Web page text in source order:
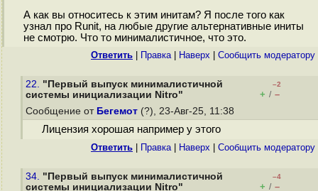
А как вы относитесь к этим инитам? Я после того как
узнал про Runit, на любые другие альтернативные иниты
не смотрю. Что то минималистичное, что это.
Ответить Правка| Наверх Cообщить модератору
22. "Первый выпуск минималистичной
системы инициализации Nitro"
–2
+ / –
Сообщение от Бегемот (?), 23-Авг-25, 11:38
Лицензия хорошая например у этого
Ответить Правка| Наверх Cообщить модератору
34. "Первый выпуск минималистичной
системы инициализации Nitro"
–4
+ / –